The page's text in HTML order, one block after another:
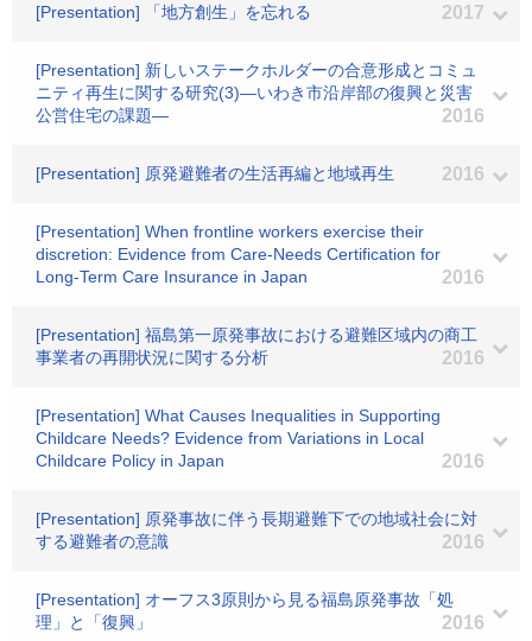
[Presentation] 「地方創生」を忘れる 2017
[Presentation] 新しいステークホルダーの合意形成とコミュ
ニティ再生に関する研究(3)―いわき市沿岸部の復興と災害
公営住宅の課題―
2016
[Presentation] 原発避難者の生活再編と地域再生 2016
[Presentation] When frontline workers exercise their
discretion: Evidence from Care-Needs Certification for
Long-Term Care Insurance in Japan
2016
[Presentation] 福島第一原発事故における避難区域内の商工
事業者の再開状況に関する分析
2016
[Presentation] What Causes Inequalities in Supporting
Childcare Needs? Evidence from Variations in Local
Childcare Policy in Japan
2016
[Presentation] 原発事故に伴う長期避難下での地域社会に対
する避難者の意識
2016
[Presentation] オーフス3原則から見る福島原発事故「処
理」と「復興」
2016